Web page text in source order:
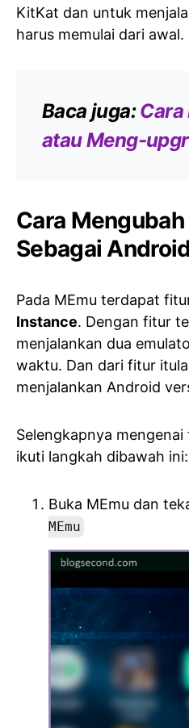
KitKat dan untuk
harus memulai dari awal.
Baca juga:
atau Meng-
Cara
Sebagai
Pada MEmu terdapat
Instance. Dengan fitur
menjalankan dua
waktu. Dan dari fitur
menjalankan Android
Selengkapnya
ikuti langkah dibawah ini:
Buka MEmu dan
MEmu